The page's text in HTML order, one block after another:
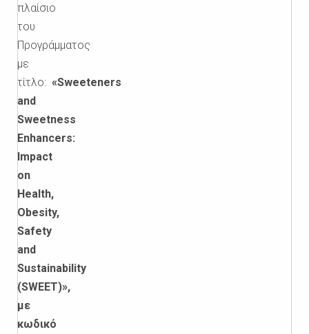
πλαίσιο
του
Προγράμματος
με
τίτλο: «Sweeteners
and
Sweetness
Enhancers:
Impact
on
Health,
Obesity,
Safety
and
Sustainability
(SWEET)»,
με
κωδικό